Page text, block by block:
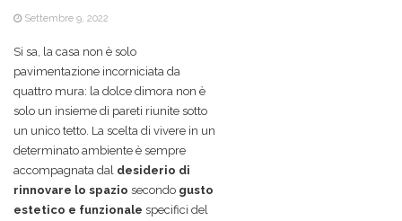
Settembre 9, 2022
Si sa, la casa non è solo
pavimentazione incorniciata da
quattro mura: la dolce dimora non è
solo un insieme di pareti riunite sotto
un unico tetto. La scelta di vivere in un
determinato ambiente è sempre
accompagnata dal desiderio di
rinnovare lo spazio secondo gusto
estetico e funzionale specifici del